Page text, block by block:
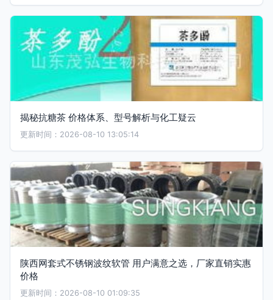
揭秘抗糖茶 价格体系、型号解析与化工疑云
更新时间：2026-08-10 13:05:14
陕西网套式不锈钢波纹软管 用户满意之选，厂家直销实惠
价格
更新时间：2026-08-10 01:09:35